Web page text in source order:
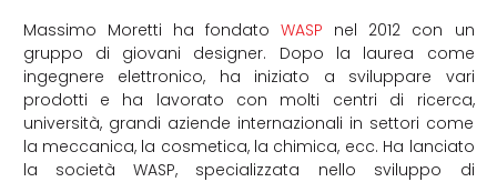
Massimo Moretti ha fondato WASP nel 2012 con un
gruppo di giovani designer. Dopo la laurea come
ingegnere elettronico, ha iniziato a sviluppare vari
prodotti e ha lavorato con molti centri di ricerca,
università, grandi aziende internazionali in settori come
la meccanica, la cosmetica, la chimica, ecc. Ha lanciato
la società WASP, specializzata nello sviluppo di